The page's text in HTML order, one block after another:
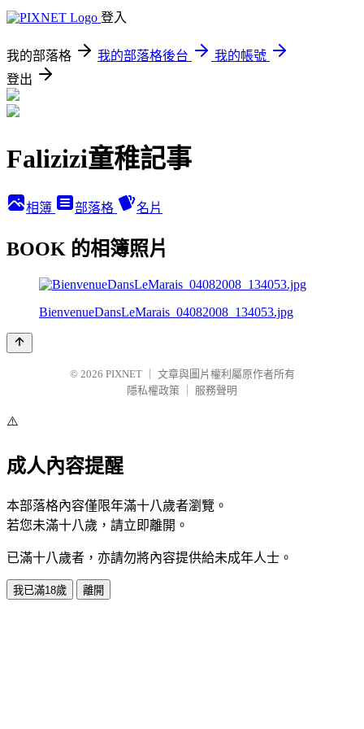
登入
我的部落格 我的部落格後台
我的帳號
登出
Falizizi童稚記事
相簿 部落格 名片
BOOK 的相簿照片
BienvenueDansLeMarais_04082008_134053.jpg
© 2026 PIXNET
文章與圖片權利屬原作者所有
隱私權政策
服務聲明
⚠️
成人內容提醒
本部落格內容僅限年滿十八歲者瀏覽。
若您未滿十八歲，請立即離開。
已滿十八歲者，亦請勿將內容提供給未成年人士。
我已滿18歲 離開